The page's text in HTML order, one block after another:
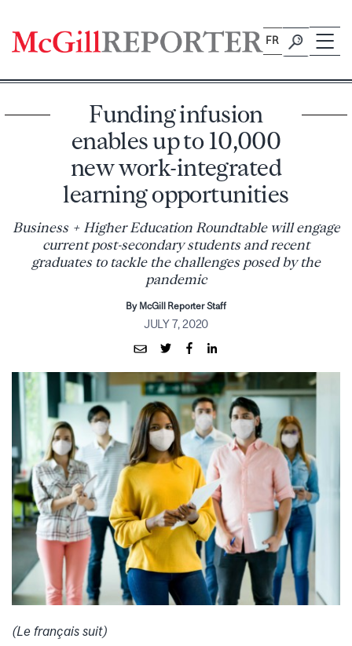
content
FR
Funding infusion
enables up to 10,000
new work-integrated
learning opportunities
Business + Higher Education Roundtable will engage
current post-secondary students and recent
graduates to tackle the challenges posed by the
pandemic
By McGill Reporter Staff
JULY 7, 2020
(Le français suit)